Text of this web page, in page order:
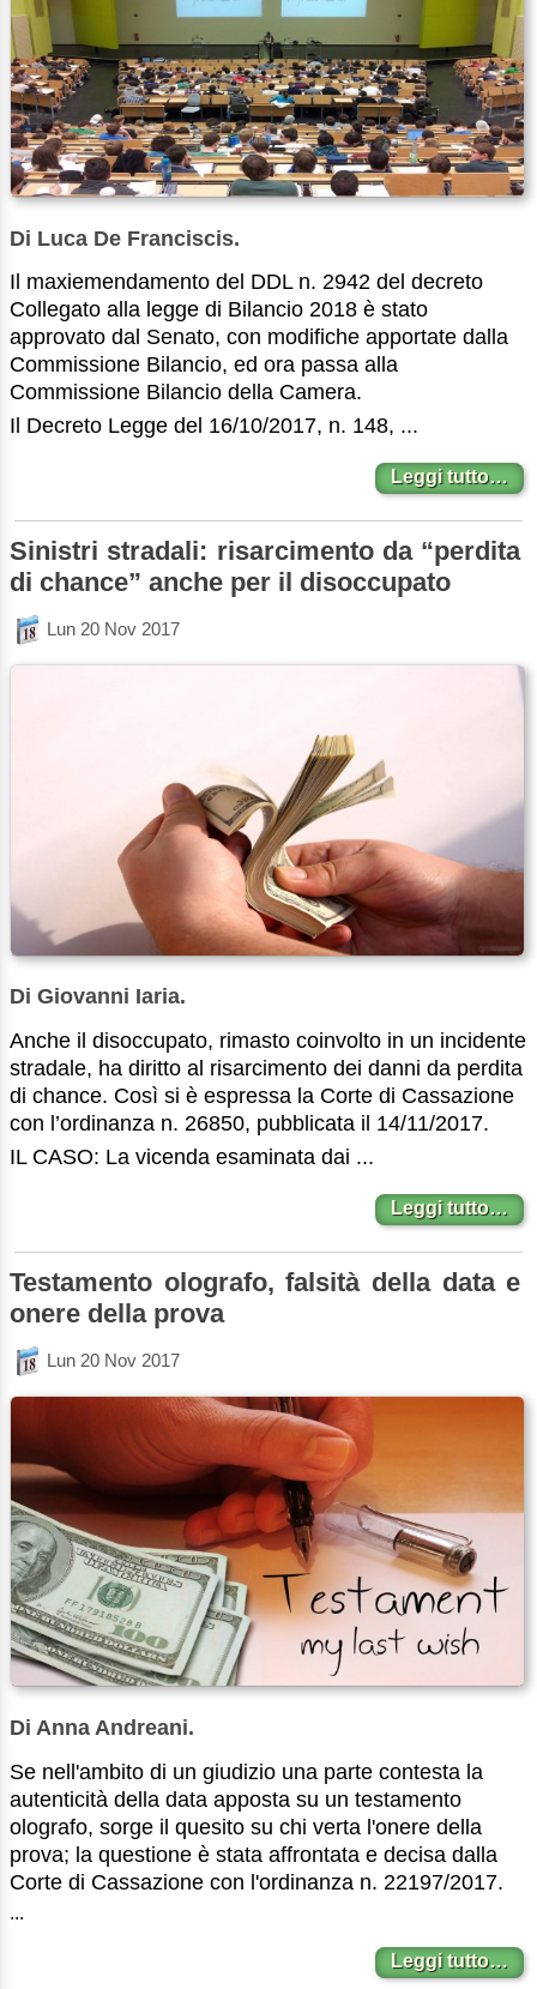
Di Luca De Franciscis.
Il maxiemendamento del DDL n. 2942 del decreto
Collegato alla legge di Bilancio 2018 è stato
approvato dal Senato, con modifiche apportate dalla
Commissione Bilancio, ed ora passa alla
Commissione Bilancio della Camera.
Il Decreto Legge del 16/10/2017, n. 148, ...
Leggi tutto…
Sinistri stradali: risarcimento da “perdita
di chance” anche per il disoccupato
Lun 20 Nov 2017
Di Giovanni Iaria.
Anche il disoccupato, rimasto coinvolto in un incidente
stradale, ha diritto al risarcimento dei danni da perdita
di chance. Così si è espressa la Corte di Cassazione
con l’ordinanza n. 26850, pubblicata il 14/11/2017.
IL CASO: La vicenda esaminata dai ...
Leggi tutto…
Testamento olografo, falsità della data e
onere della prova
Lun 20 Nov 2017
Di Anna Andreani.
Se nell'ambito di un giudizio una parte contesta la
autenticità della data apposta su un testamento
olografo, sorge il quesito su chi verta l'onere della
prova; la questione è stata affrontata e decisa dalla
Corte di Cassazione con l'ordinanza n. 22197/2017.
...
Leggi tutto…